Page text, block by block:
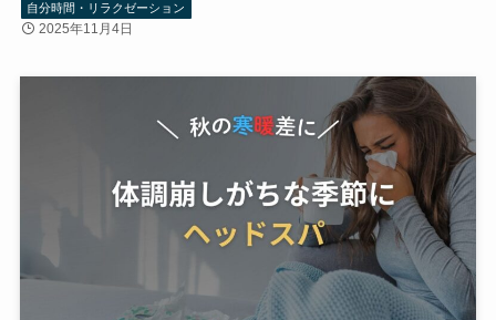
自分時間・リラクゼーション
2025年11月4日